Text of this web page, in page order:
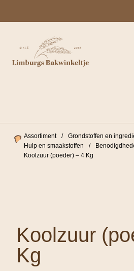
Assortiment / Grondstoffen en
Hulp en smaakstoffen
/
Koolzuur (poeder) – 4 Kg
Koolzuur
Kg